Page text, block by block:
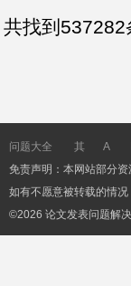
共找到537282
问题大全
其
它
A
免责声明：本网站部分
如有不愿意被转载的情
©2026 论文发表问题解